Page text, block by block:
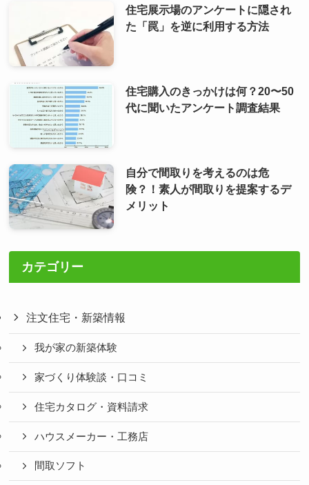
住宅展示場のアンケートに隠され
た「罠」を逆に利用する方法
住宅購入のきっかけは何？20〜50
代に聞いたアンケート調査結果
自分で間取りを考えるのは危
険？！素人が間取りを提案するデ
メリット
カテゴリー
注文住宅・新築情報
我が家の新築体験
家づくり体験談・口コミ
住宅カタログ・資料請求
ハウスメーカー・工務店
間取ソフト